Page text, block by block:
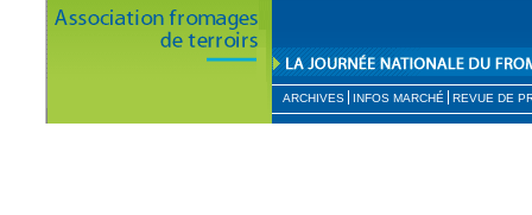
ARCHIVES INFOS MARCHÉ REVUE DE